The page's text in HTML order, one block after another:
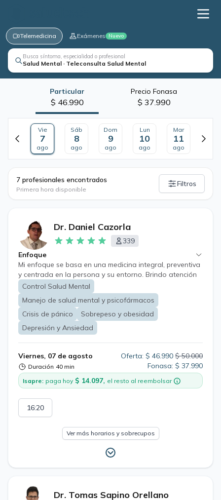
Telemedicina Exámenes Nuevo
Busca síntoma, especialidad o profesional
Salud Mental · Teleconsulta Salud Mental
Particular
$ 46.990
Precio Fonasa
$ 37.990
Vie
7
ago
Sáb
8
ago
Dom
9
ago
Lun
10
ago
Mar
11
ago
7 profesionales encontrados
Primera hora disponible
Filtros
Dr. Daniel Cazorla
339
Enfoque
Mi enfoque se basa en una medicina integral, preventiva
y centrada en la persona y su entorno. Brindo atención
a pacientes de todas las edades, desde niños hasta
adultos mayores, mediante una evaluación
individualizada que considera su estado de salud,
antecedentes, estilo de vida, contexto familiar y
objetivos personales. Mi práctica se enfoca
especialmente en la medicina general, la salud mental, la
obesidad y las alteraciones del peso, priorizando el
diagnóstico oportuno, tratamientos basados en
evidencia científica y planes terapéuticos
personalizados. Mi objetivo es acompañar a cada
paciente con una atención cercana, clara, promoviendo
vida. Salud Mental: evaluación, diagnóstico y
seguimiento de trastornos de ansiedad, depresión,
burnout, duelo, crisis emocionales entre otras. Receta
Retenida Receta Cheque Licencia Medica Electronica
Control Salud Mental
Manejo de salud mental y psicofármacos
Crisis de pánico
Sobrepeso y obesidad
Depresión y Ansiedad
Viernes, 07 de agosto
Duración 40 min
Oferta: $ 46.990 $ 50.000
Fonasa: $ 37.990
Isapre: paga hoy $ 14.097, el resto al reembolsar
16:20
Ver más horarios y sobrecupos
Dr. Tomas Sapino Orellano